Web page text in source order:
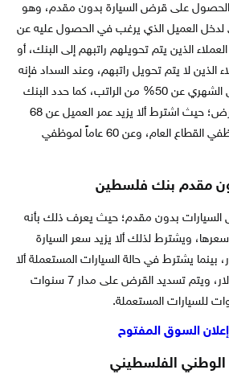
الحصول على قرض السيارة بدون مقدم، وهو
لدخل العميل الذي يرغب في الحصول عليه عن
الذين يتم تحويلهم راتبهم إلى البنك، أو
الذين لا يتم تحويل راتبهم، وعند السداد فإنه
يجب ألا يزيد قسط القرض الشهري عن 50% من الراتب، كما حدد البنك
سقف العمر عند نهاية القرض؛ حيث اشترط ألا يزيد عمر العميل عن 68
عام عند نهاية القرض لموظفي القطاع العام، وعن 60 عاماً لموظفي
مقدم بنك فلسطين
السيارات بدون مقدم؛ حيث يعرف ذلك بأنه
100% من سعرها، ويشترط لذلك ألا يزيد سعر السيارة
ألف دولار، بينما يشترط في حالة السيارات المستعملة ألا
يزيد السعر عن 70 ألف دولار، ويتم تسديد القرض على مدار 7 سنوات
الفلسطيني